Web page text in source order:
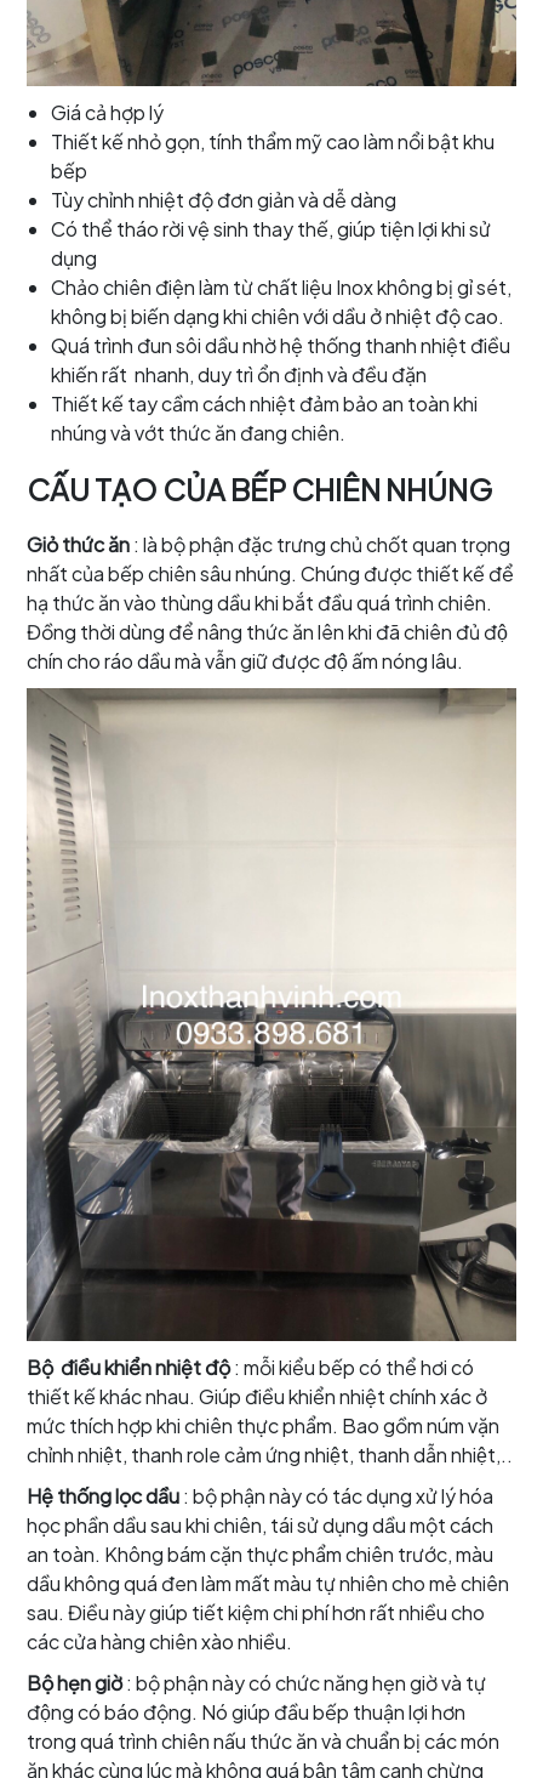
Giá cả hợp lý
Thiết kế nhỏ gọn, tính thẩm mỹ cao làm nổi bật khu
bếp
Tùy chỉnh nhiệt độ đơn giản và dễ dàng
Có thể tháo rời vệ sinh thay thế, giúp tiện lợi khi sử
dụng
Chảo chiên điện làm từ chất liệu Inox không bị gỉ sét,
không bị biến dạng khi chiên với dầu ở nhiệt độ cao.
Quá trình đun sôi dầu nhờ hệ thống thanh nhiệt điều
khiến rất nhanh, duy trì ổn định và đều đặn
Thiết kế tay cầm cách nhiệt đảm bảo an toàn khi
nhúng và vớt thức ăn đang chiên.
CẤU TẠO CỦA BẾP CHIÊN NHÚNG
Giỏ thức ăn: là bộ phận đặc trưng chủ chốt quan trọng
nhất của bếp chiên sâu nhúng. Chúng được thiết kế để
hạ thức ăn vào thùng dầu khi bắt đầu quá trình chiên.
Đồng thời dùng để nâng thức ăn lên khi đã chiên đủ độ
chín cho ráo dầu mà vẫn giữ được độ ấm nóng lâu.
Bộ điều khiển nhiệt độ: mỗi kiểu bếp có thể hơi có
thiết kế khác nhau. Giúp điều khiển nhiệt chính xác ở
mức thích hợp khi chiên thực phẩm. Bao gồm núm vặn
chỉnh nhiệt, thanh role cảm ứng nhiệt, thanh dẫn nhiệt,..
Hệ thống lọc dầu: bộ phận này có tác dụng xử lý hóa
học phần dầu sau khi chiên, tái sử dụng dầu một cách
an toàn. Không bám cặn thực phẩm chiên trước, màu
dầu không quá đen làm mất màu tự nhiên cho mẻ chiên
sau. Điều này giúp tiết kiệm chi phí hơn rất nhiều cho
các cửa hàng chiên xào nhiều.
Bộ hẹn giờ: bộ phận này có chức năng hẹn giờ và tự
động có báo động. Nó giúp đầu bếp thuận lợi hơn
trong quá trình chiên nấu thức ăn và chuẩn bị các món
ăn khác cùng lúc mà không quá bận tâm canh chừng